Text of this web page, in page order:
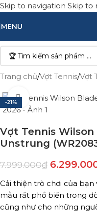
Skip to navigation Skip to
MENU
Trang chủ/Vợt Tennis/Vợt
-21%
Click to enlarge
Vợt Tennis Wilson
Unstrung
7.999.000₫
Cải thiện trò chơi của bạn
mẫu rất phổ biến trong
cũng như cho những